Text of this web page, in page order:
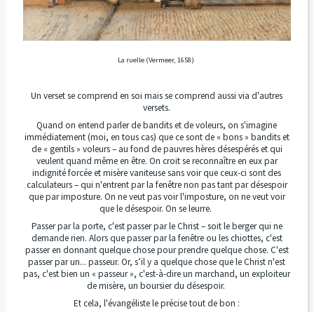
La ruelle (Vermeer, 1658)
Un verset se comprend en soi mais se comprend aussi via d'autres
versets.
Quand on entend parler de bandits et de voleurs, on s'imagine
immédiatement (moi, en tous cas) que ce sont de « bons » bandits et
de « gentils » voleurs – au fond de pauvres hères désespérés et qui
veulent quand même en être. On croit se reconnaître en eux par
indignité forcée et misère vaniteuse sans voir que ceux-ci sont des
calculateurs – qui n'entrent par la fenêtre non pas tant par désespoir
que par imposture. On ne veut pas voir l'imposture, on ne veut voir
que le désespoir. On se leurre.
Passer par la porte, c'est passer par le Christ – soit le berger qui ne
demande rien. Alors que passer par la fenêtre ou les chiottes, c'est
passer en donnant quelque chose pour prendre quelque chose. C'est
passer par un... passeur. Or, s’il y a quelque chose que le Christ n'est
pas, c'est bien un « passeur », c'est-à-dire un marchand, un exploiteur
de misère, un boursier du désespoir.
Et cela, l'évangéliste le précise tout de bon :